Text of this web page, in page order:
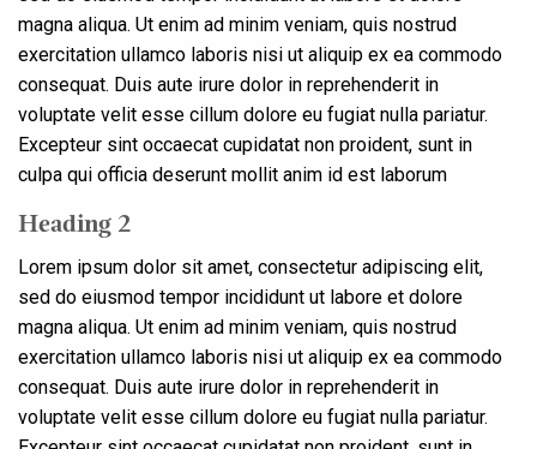
magna aliqua. Ut enim ad minim veniam, quis nostrud
exercitation ullamco laboris nisi ut aliquip ex ea commodo
consequat. Duis aute irure dolor in reprehenderit in
voluptate velit esse cillum dolore eu fugiat nulla pariatur.
Excepteur sint occaecat cupidatat non proident, sunt in
culpa qui officia deserunt mollit anim id est laborum
Heading 2
Lorem ipsum dolor sit amet, consectetur adipiscing elit,
sed do eiusmod tempor incididunt ut labore et dolore
magna aliqua. Ut enim ad minim veniam, quis nostrud
exercitation ullamco laboris nisi ut aliquip ex ea commodo
consequat. Duis aute irure dolor in reprehenderit in
voluptate velit esse cillum dolore eu fugiat nulla pariatur.